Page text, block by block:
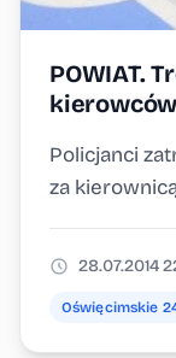
POWIAT.
kierowców
Policjanci
za
28.07.2014
Oświęcimskie